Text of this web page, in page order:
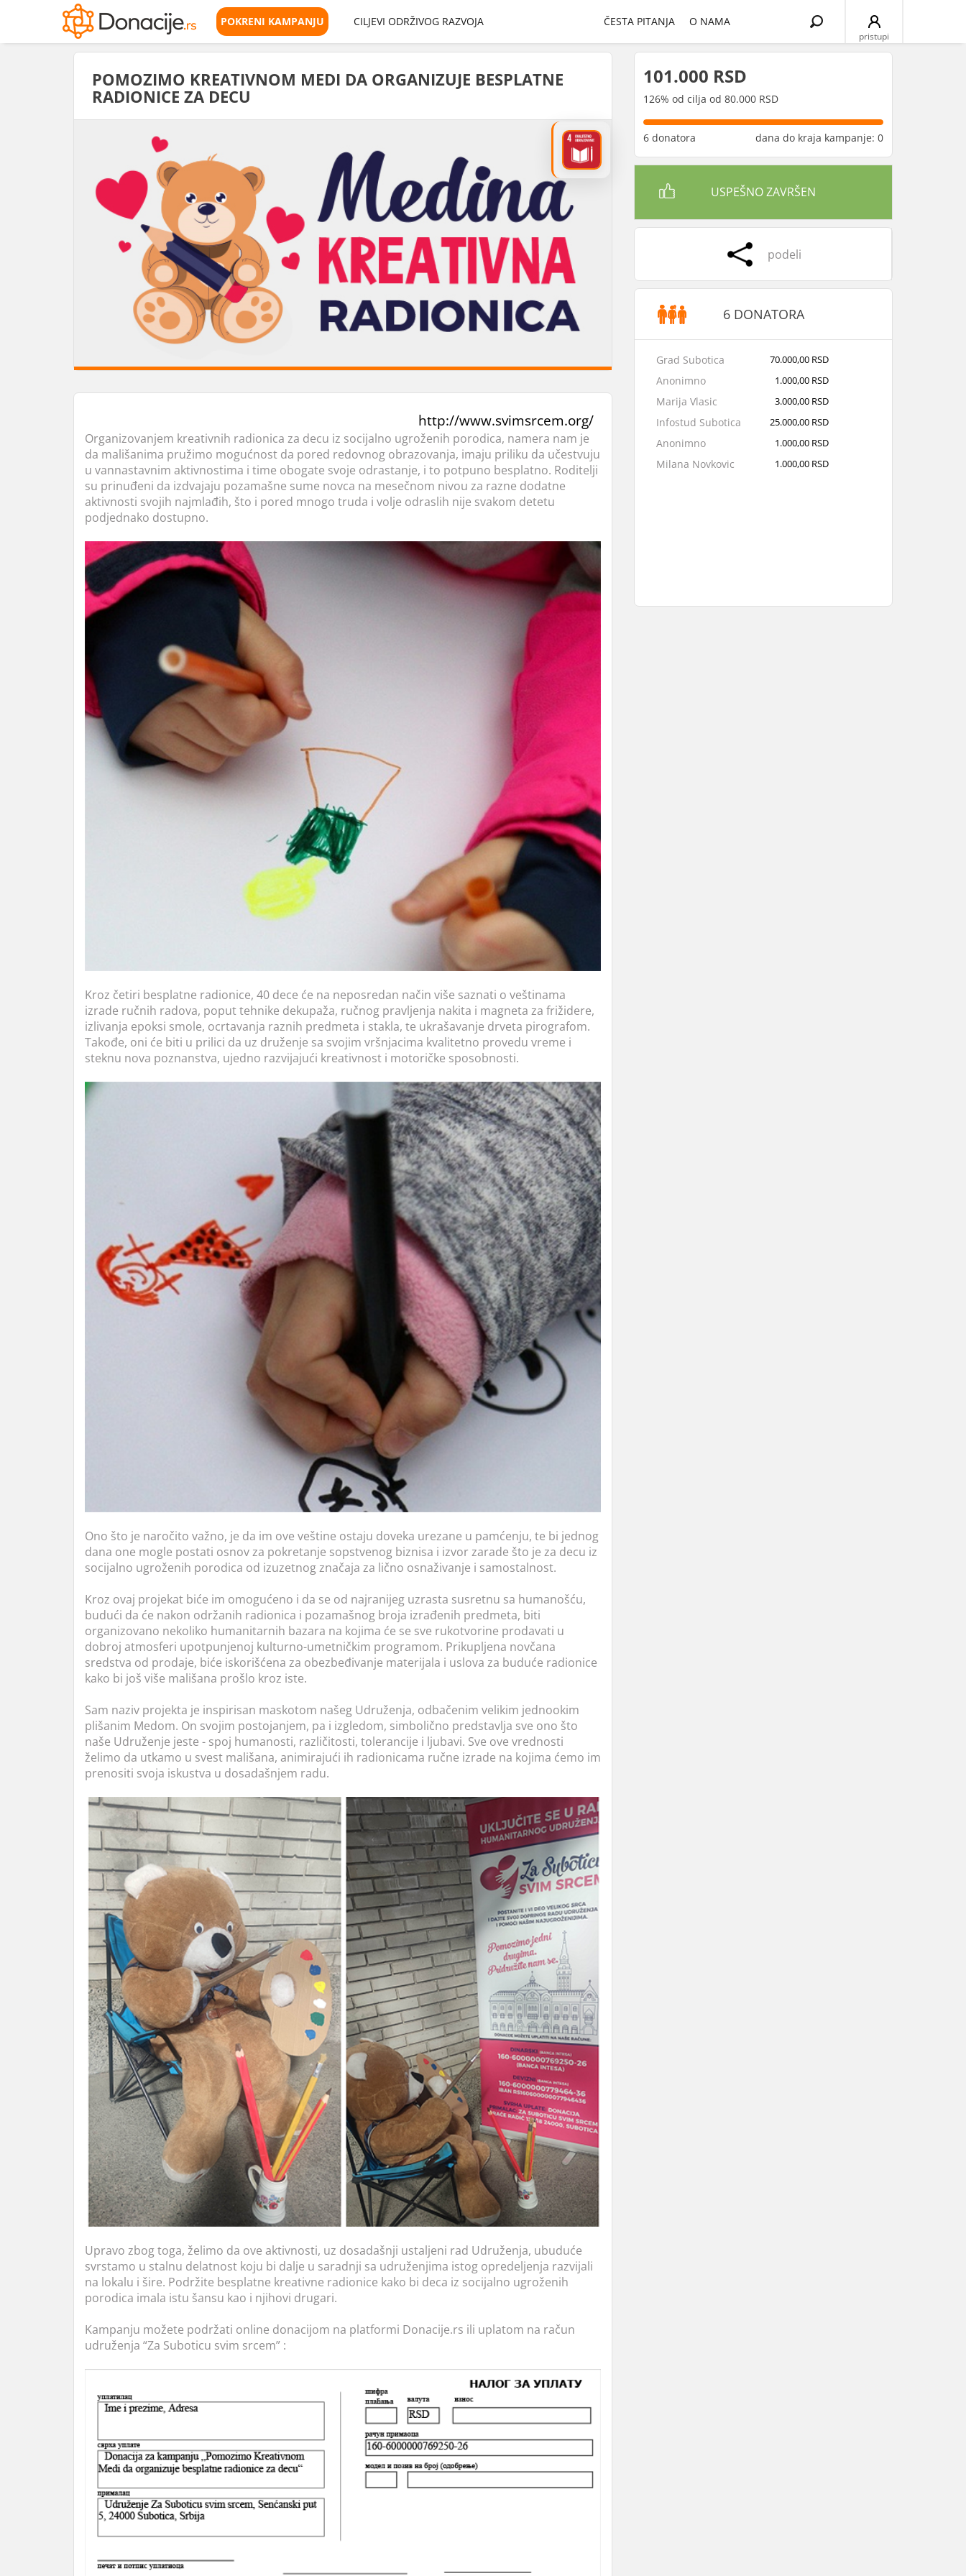
POKRENI KAMPANJU CILJEVI ODRŽIVOG RAZVOJA ČESTA PITANJA O NAMA
pristupi
Search
for:
POMOZIMO KREATIVNOM MEDI DA ORGANIZUJE BESPLATNE
RADIONICE ZA DECU
http://www.svimsrcem.org/
Organizovanjem kreativnih radionica za decu iz socijalno ugroženih porodica, namera nam je
da mališanima pružimo mogućnost da pored redovnog obrazovanja, imaju priliku da učestvuju
u vannastavnim aktivnostima i time obogate svoje odrastanje, i to potpuno besplatno. Roditelji
su prinuđeni da izdvajaju pozamašne sume novca na mesečnom nivou za razne dodatne
aktivnosti svojih najmlađih, što i pored mnogo truda i volje odraslih nije svakom detetu
podjednako dostupno.
Kroz četiri besplatne radionice, 40 dece će na neposredan način više saznati o veštinama
izrade ručnih radova, poput tehnike dekupaža, ručnog pravljenja nakita i magneta za frižidere,
izlivanja epoksi smole, ocrtavanja raznih predmeta i stakla, te ukrašavanje drveta pirografom.
Takođe, oni će biti u prilici da uz druženje sa svojim vršnjacima kvalitetno provedu vreme i
steknu nova poznanstva, ujedno razvijajući kreativnost i motoričke sposobnosti.
Ono što je naročito važno, je da im ove veštine ostaju doveka urezane u pamćenju, te bi jednog
dana one mogle postati osnov za pokretanje sopstvenog biznisa i izvor zarade što je za decu iz
socijalno ugroženih porodica od izuzetnog značaja za lično osnaživanje i samostalnost.
Kroz ovaj projekat biće im omogućeno i da se od najranijeg uzrasta susretnu sa humanošću,
budući da će nakon održanih radionica i pozamašnog broja izrađenih predmeta, biti
organizovano nekoliko humanitarnih bazara na kojima će se sve rukotvorine prodavati u
dobroj atmosferi upotpunjenoj kulturno-umetničkim programom. Prikupljena novčana
sredstva od prodaje, biće iskorišćena za obezbeđivanje materijala i uslova za buduće radionice
kako bi još više mališana prošlo kroz iste.
Sam naziv projekta je inspirisan maskotom našeg Udruženja, odbačenim velikim jednookim
plišanim Medom. On svojim postojanjem, pa i izgledom, simbolično predstavlja sve ono što
naše Udruženje jeste - spoj humanosti, različitosti, tolerancije i ljubavi. Sve ove vrednosti
želimo da utkamo u svest mališana, animirajući ih radionicama ručne izrade na kojima ćemo im
prenositi svoja iskustva u dosadašnjem radu.
Upravo zbog toga, želimo da ove aktivnosti, uz dosadašnji ustaljeni rad Udruženja, ubuduće
svrstamo u stalnu delatnost koju bi dalje u saradnji sa udruženjima istog opredeljenja razvijali
na lokalu i šire. Podržite besplatne kreativne radionice kako bi deca iz socijalno ugroženih
porodica imala istu šansu kao i njihovi drugari.
Kampanju možete podržati online donacijom na platformi Donacije.rs ili uplatom na račun
udruženja “Za Suboticu svim srcem” :
101.000 RSD
126% od cilja od 80.000 RSD
6 donatora dana do kraja kampanje: 0
USPEŠNO ZAVRŠEN
podeli
6 DONATORA
Grad Subotica 70.000,00 RSD
Anonimno 1.000,00 RSD
Marija Vlasic 3.000,00 RSD
Infostud Subotica 25.000,00 RSD
Anonimno 1.000,00 RSD
Milana Novkovic 1.000,00 RSD